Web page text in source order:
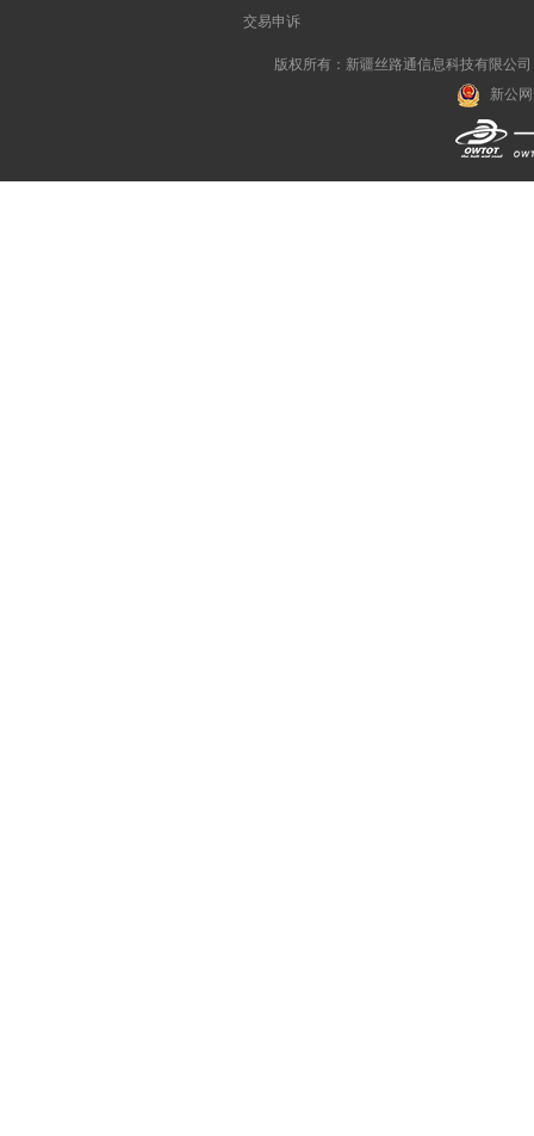
交易申诉
版权所有：新疆丝路通信息科技有限
新公